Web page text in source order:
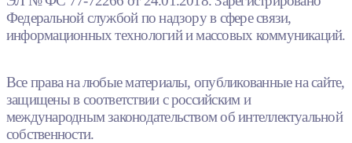
Федеральной службой по надзору в сфере связи,
информационных технологий и массовых коммуникаций.
Все права на любые материалы, опубликованные на сайте,
защищены в соответствии с российским и
международным законодательством об интеллектуальной
собственности.